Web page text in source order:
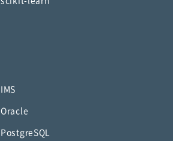
IMS
Oracle
PostgreSQL